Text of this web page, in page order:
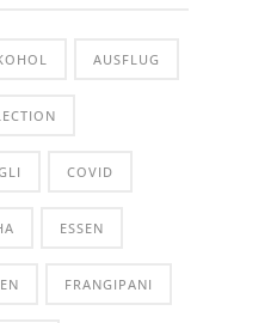
AUSFLUG
COVID
ESSEN
FRANGIPANI